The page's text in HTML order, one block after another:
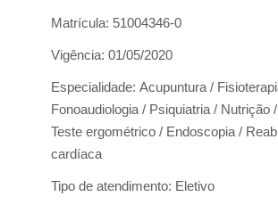
Matrícula: 51004346-0
Vigência: 01/05/2020
Especialidade: Acupuntura /
Fonoaudiologia / Psiquiatria / Nutrição
Teste ergométrico / Endoscopia /
cardíaca
Tipo de atendimento: Eletivo